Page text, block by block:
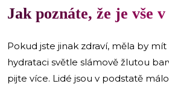
Jak poznáte, že je vše
Pokud jste jinak zdraví, měla by
hydrataci světle slámově žlutou
pijte více. Lidé jsou v podstatě